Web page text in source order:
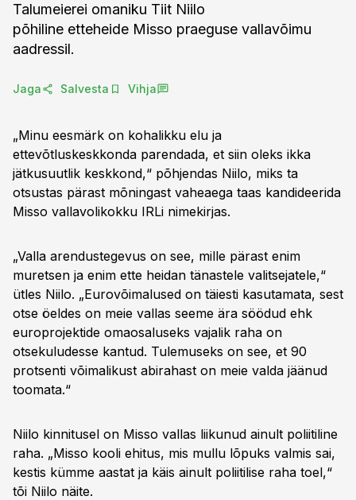
Talumeierei omaniku Tiit Niilo
põhiline etteheide Misso praeguse vallavõimu
aadressil.
Jaga Salvesta Vihja
„Minu eesmärk on kohalikku elu ja
ettevõtluskeskkonda parendada, et siin oleks ikka
jätkusuutlik keskkond,“ põhjendas Niilo, miks ta
otsustas pärast mõningast vaheaega taas kandideerida
Misso vallavolikokku IRLi nimekirjas.
„Valla arendustegevus on see, mille pärast enim
muretsen ja enim ette heidan tänastele valitsejatele,“
ütles Niilo. „Eurovõimalused on täiesti kasutamata, sest
otse öeldes on meie vallas seeme ära söödud ehk
europrojektide omaosaluseks vajalik raha on
otsekuludesse kantud. Tulemuseks on see, et 90
protsenti võimalikust abirahast on meie valda jäänud
toomata.“
Niilo kinnitusel on Misso vallas liikunud ainult poliitiline
raha. „Misso kooli ehitus, mis mullu lõpuks valmis sai,
kestis kümme aastat ja käis ainult poliitilise raha toel,“
tõi Niilo näite.